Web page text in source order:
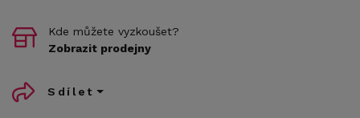
Kde můžete vyzkoušet?
Zobrazit prodejny
Sdílet